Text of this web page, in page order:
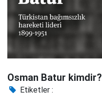
Osman Batur kimdir?
Etiketler :